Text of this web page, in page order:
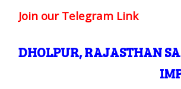
Join our Telegram Link
DHOLPUR, RAJASTHAN